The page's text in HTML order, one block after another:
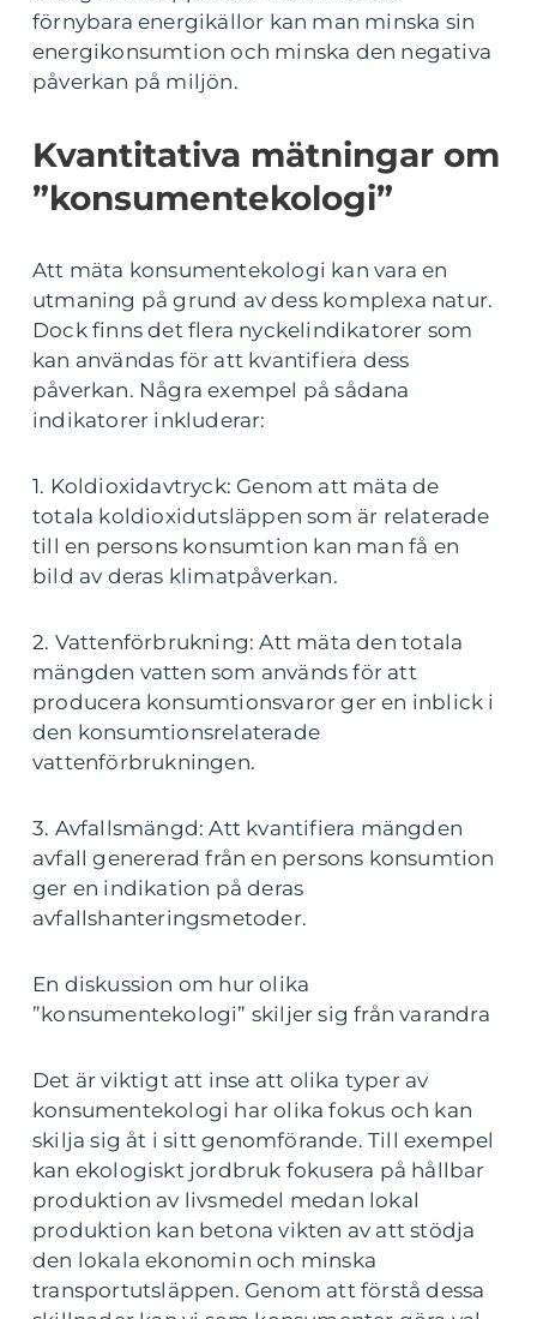
förnybara energikällor kan man minska sin
energikonsumtion och minska den negativa
påverkan på miljön.
Kvantitativa mätningar om
”konsumentekologi”
Att mäta konsumentekologi kan vara en
utmaning på grund av dess komplexa natur.
Dock finns det flera nyckelindikatorer som
kan användas för att kvantifiera dess
påverkan. Några exempel på sådana
indikatorer inkluderar:
1. Koldioxidavtryck: Genom att mäta de
totala koldioxidutsläppen som är relaterade
till en persons konsumtion kan man få en
bild av deras klimatpåverkan.
2. Vattenförbrukning: Att mäta den totala
mängden vatten som används för att
producera konsumtionsvaror ger en inblick i
den konsumtionsrelaterade
vattenförbrukningen.
3. Avfallsmängd: Att kvantifiera mängden
avfall genererad från en persons konsumtion
ger en indikation på deras
avfallshanteringsmetoder.
En diskussion om hur olika
”konsumentekologi” skiljer sig från varandra
Det är viktigt att inse att olika typer av
konsumentekologi har olika fokus och kan
skilja sig åt i sitt genomförande. Till exempel
kan ekologiskt jordbruk fokusera på hållbar
produktion av livsmedel medan lokal
produktion kan betona vikten av att stödja
den lokala ekonomin och minska
transportutsläppen. Genom att förstå dessa